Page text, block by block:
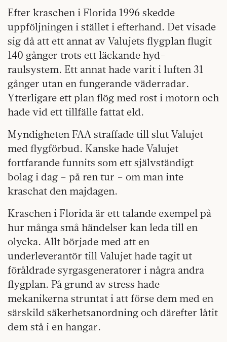
Efter kraschen i Florida 1996 skedde
uppföljningen i stället i efterhand. Det visade
sig då att ett annat av Valujets flygplan flugit
140 gånger trots ett läckande hyd-
raulsystem. Ett annat hade varit i luften 31
gånger utan en fungerande väderradar.
Ytterligare ett plan flög med rost i motorn och
hade vid ett tillfälle fattat eld.
Myndigheten FAA straffade till slut Valujet
med flygförbud. Kanske hade Valujet
fortfarande funnits som ett självständigt
bolag i dag – på ren tur – om man inte
kraschat den majdagen.
Kraschen i Florida är ett talande exempel på
hur många små händelser kan leda till en
olycka. Allt började med att en
underleverantör till Valujet hade tagit ut
föråldrade syrgasgeneratorer i några andra
flygplan. På grund av stress hade
mekanikerna struntat i att förse dem med en
särskild säkerhetsanordning och därefter låtit
dem stå i en hangar.